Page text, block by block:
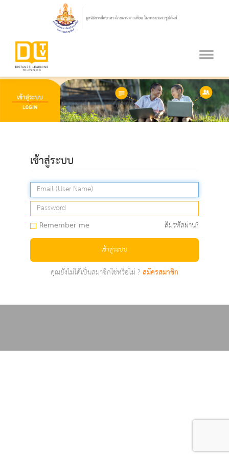
เข้าสู่ระบบ
Remember me ลืมรหัสผ่าน?
เข้าสู่ระบบ
คุณยังไม่ได้เป็นสมาชิกใช่หรือไม่ ?สมัครสมาชิก